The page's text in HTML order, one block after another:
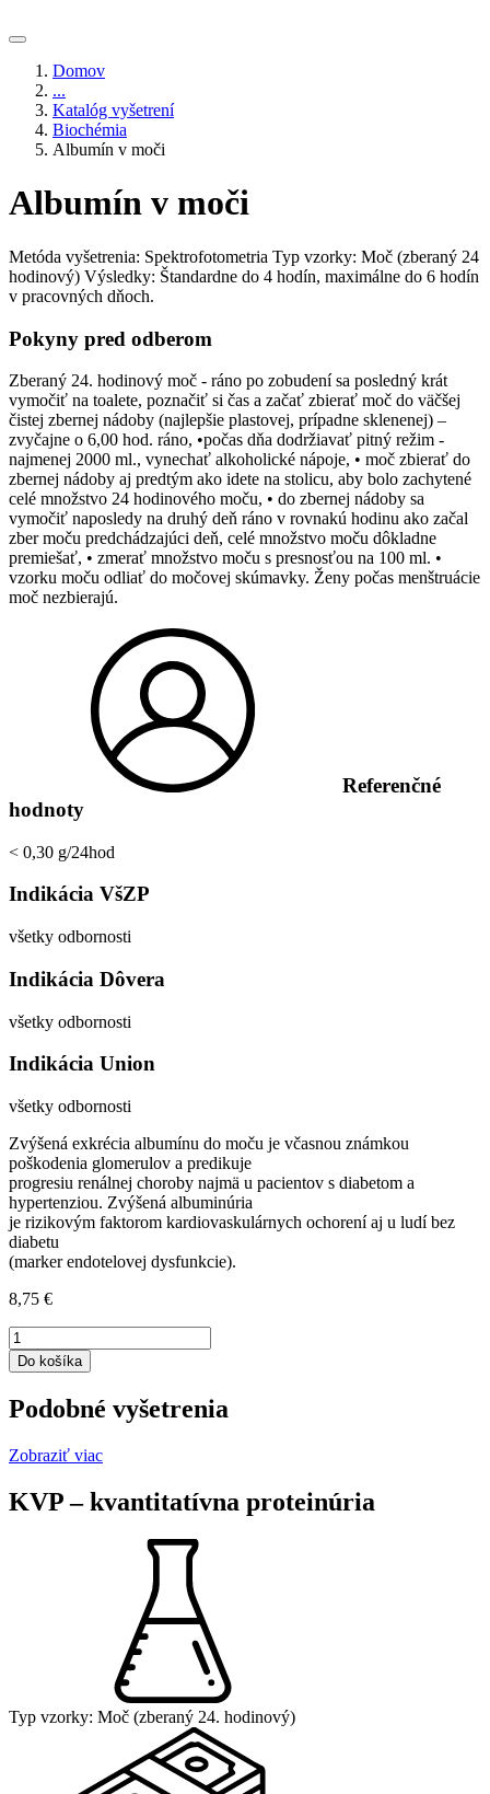
Domov
...
Katalóg vyšetrení
Biochémia
Albumín v moči
Albumín v moči
Metóda vyšetrenia: Spektrofotometria Typ vzorky: Moč (zberaný 24
hodinový) Výsledky: Štandardne do 4 hodín, maximálne do 6 hodín
v pracovných dňoch.
Pokyny pred odberom
Zberaný 24. hodinový moč - ráno po zobudení sa posledný krát
vymočiť na toalete, poznačiť si čas a začať zbierať moč do väčšej
čistej zbernej nádoby (najlepšie plastovej, prípadne sklenenej) –
zvyčajne o 6,00 hod. ráno, •počas dňa dodržiavať pitný režim -
najmenej 2000 ml., vynechať alkoholické nápoje, • moč zbierať do
zbernej nádoby aj predtým ako idete na stolicu, aby bolo zachytené
celé množstvo 24 hodinového moču, • do zbernej nádoby sa
vymočiť naposledy na druhý deň ráno v rovnakú hodinu ako začal
zber moču predchádzajúci deň, celé množstvo moču dôkladne
premiešať, • zmerať množstvo moču s presnosťou na 100 ml. •
vzorku moču odliať do močovej skúmavky. Ženy počas menštruácie
moč nezbierajú.
Referenčné
hodnoty
< 0,30 g/24hod
Indikácia VšZP
všetky odbornosti
Indikácia Dôvera
všetky odbornosti
Indikácia Union
všetky odbornosti
Zvýšená exkrécia albumínu do moču je včasnou známkou
poškodenia glomerulov a predikuje
progresiu renálnej choroby najmä u pacientov s diabetom a
hypertenziou. Zvýšená albuminúria
je rizikovým faktorom kardiovaskulárnych ochorení aj u ludí bez
diabetu
(marker endotelovej dysfunkcie).
8,75 €
množstvo
Albumín
v
Do košíka
Podobné vyšetrenia
Zobraziť viac
KVP – kvantitatívna proteinúria
Typ vzorky: Moč (zberaný 24. hodinový)